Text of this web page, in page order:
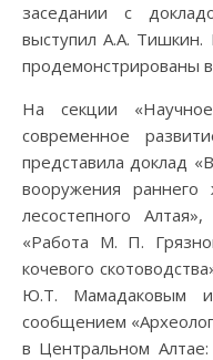
заседании с
выступил А.А. Тишкин.
продемонстрированы
На секции
современное
представила доклад
вооружения
лесостепного
«Работа М. П.
кочевого
Ю.Т. Мамадаковым
сообщением
в Центральном